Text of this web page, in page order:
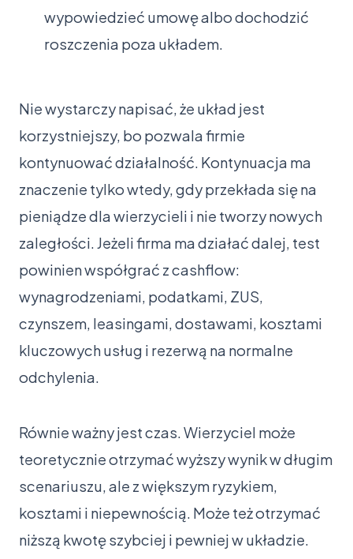
wypowiedzieć umowę albo dochodzić
roszczenia poza układem.
Nie wystarczy napisać, że układ jest
korzystniejszy, bo pozwala firmie
kontynuować działalność. Kontynuacja ma
znaczenie tylko wtedy, gdy przekłada się na
pieniądze dla wierzycieli i nie tworzy nowych
zaległości. Jeżeli firma ma działać dalej, test
powinien współgrać z cashflow:
wynagrodzeniami, podatkami, ZUS,
czynszem, leasingami, dostawami, kosztami
kluczowych usług i rezerwą na normalne
odchylenia.
Równie ważny jest czas. Wierzyciel może
teoretycznie otrzymać wyższy wynik w długim
scenariuszu, ale z większym ryzykiem,
kosztami i niepewnością. Może też otrzymać
niższą kwotę szybciej i pewniej w układzie.